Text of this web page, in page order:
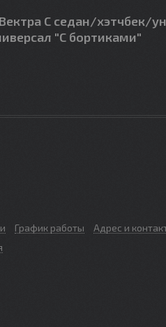
С седан/хэтчбек/
"С бортиками"
График работы
Адрес и